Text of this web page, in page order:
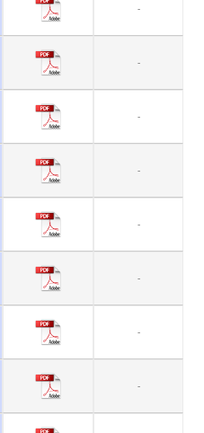
-
-
-
-
-
-
-
-